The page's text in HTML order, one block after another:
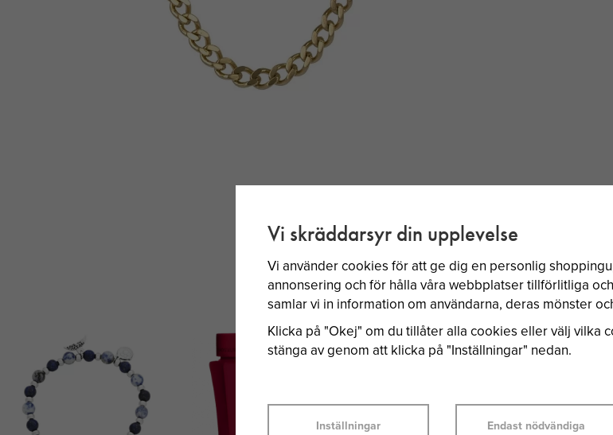
Vi skräddarsyr din upplevelse
Vi använder cookies för att ge dig en personlig
annonsering och för hålla våra webbplatser tillförlitliga
samlar vi in information om användarna, deras mönster
Klicka på "Okej" om du tillåter alla cookies eller välj vilka
stänga av genom att klicka på "Inställningar" nedan.
Inställningar Endast nödvändiga